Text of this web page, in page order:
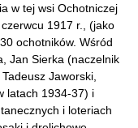
w tej wsi Ochotniczej
1917 r., (jako
ochotników. Wśród
Jan Sierka (naczelnik
Jaworski,
latach 1934-37) i
i loteriach